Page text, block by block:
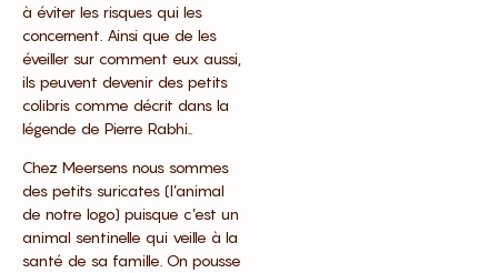
à éviter les risques qui les
concernent. Ainsi que de les
éveiller sur comment eux aussi,
ils peuvent devenir des petits
colibris comme décrit dans la
légende de Pierre Rabhi..
Chez Meersens nous sommes
des petits suricates (l’animal
de notre logo) puisque c’est un
animal sentinelle qui veille à la
santé de sa famille. On pousse